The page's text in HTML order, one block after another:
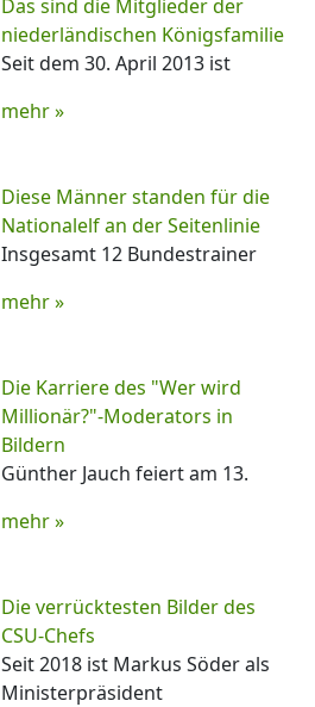
Das sind die Mitglieder der
niederländischen Königsfamilie
Seit dem 30. April 2013 ist
mehr »
Diese Männer standen für die
Nationalelf an der Seitenlinie
Insgesamt 12 Bundestrainer
mehr »
Die Karriere des "Wer wird
Millionär?"-Moderators in
Bildern
Günther Jauch feiert am 13.
mehr »
Die verrücktesten Bilder des
CSU-Chefs
Seit 2018 ist Markus Söder als
Ministerpräsident